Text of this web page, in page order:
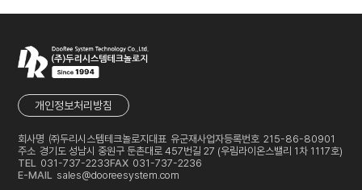
회사명 ㈜두리시스템테크놀로지 대표 유군재사업자등록번호 215-86-80901
주소 경기도 성남시 중원구 둔촌대로 457번길 27 (우림라이온스밸리 1차 1117호)
TEL 031-737-2233FAX 031-737-2236
E-MAIL sales@dooreesystem.com
개인정보처리방침